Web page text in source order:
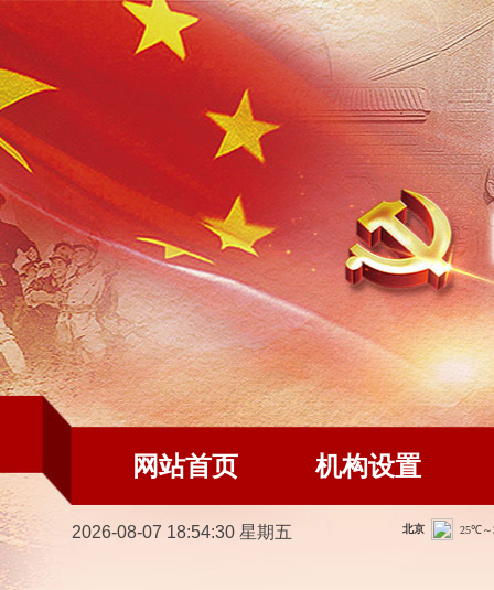
网站首页 机构设置
2026-08-07 18:54:31 星期五